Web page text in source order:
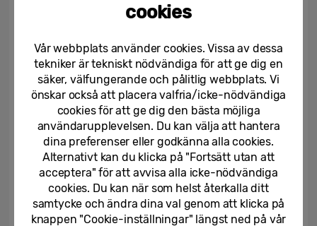
Samsung och Vodafone driver
03/03/2026
Samsung Wallet lanserar Digital
Home Key för smarta dörrlås
02/03/2026
Samsung driver Galaxy AI och
sitt uppkopplade ekosystem
framåt på MWC 2026
cookies
Vår webbplats använder cookies. Vissa av dessa
tekniker är tekniskt nödvändiga för att ge dig en
säker, välfungerande och pålitlig webbplats. Vi
önskar också att placera valfria/icke-nödvändiga
cookies för att ge dig den bästa möjliga
användarupplevelsen. Du kan välja att hantera
dina preferenser eller godkänna alla cookies.
Alternativt kan du klicka på "Fortsätt utan att
acceptera" för att avvisa alla icke-nödvändiga
cookies. Du kan när som helst återkalla ditt
samtycke och ändra dina val genom att klicka på
knappen "Cookie-inställningar" längst ned på vår